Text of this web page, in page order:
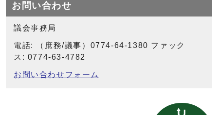
お問い合わせ
議会事務局
電話: （庶務/議事）0774-64-1380 ファック
ス: 0774-63-4782
お問い合わせフォーム